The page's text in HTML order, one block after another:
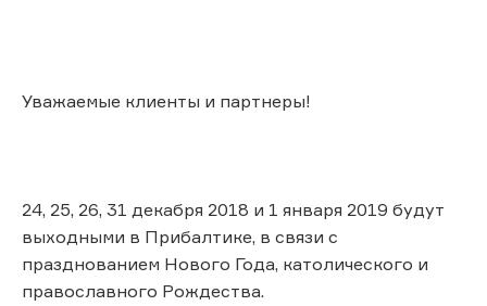
Уважаемые клиенты и партнеры!
24, 25, 26, 31 декабря 2018 и 1 января 2019 будут
выходными в Прибалтике, в связи с
празднованием Нового Года, католического и
православного Рождества.